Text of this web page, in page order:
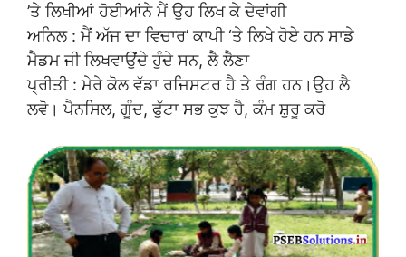
’ਤੇ ਲਿਖੀਆਂ ਹੋਈਆਂਨੇ ਮੈਂ ਉਹ ਲਿਖ ਕੇ ਦੇਵਾਂਗੀ
ਅਨਿਲ : ਮੈਂ ਅੱਜ ਦਾ ਵਿਚਾਰ’ ਕਾਪੀ ‘ਤੇ ਲਿਖੇ ਹੋਏ ਹਨ ਸਾਡੇ
ਮੈਡਮ ਜੀ ਲਿਖਵਾਉਂਦੇ ਹੁੰਦੇ ਸਨ, ਲੈ ਲੈਣਾ
ਪ੍ਰੀਤੀ : ਮੇਰੇ ਕੋਲ ਵੱਡਾ ਰਜਿਸਟਰ ਹੈ ਤੇ ਰੰਗ ਹਨ।ਉਹ ਲੈ
ਲਵੋ। ਪੈਨਸਿਲ, ਗੂੰਦ, ਫੁੱਟਾ ਸਭ ਕੁਝ ਹੈ, ਕੰਮ ਸ਼ੁਰੂ ਕਰੋ